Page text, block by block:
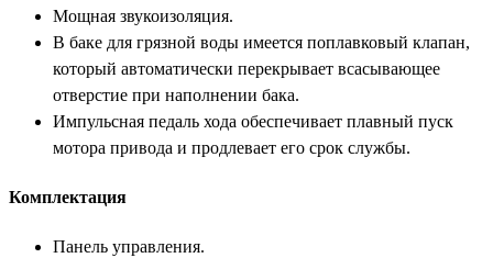
Мощная звукоизоляция.
В баке для грязной воды имеется поплавковый клапан,
который автоматически перекрывает всасывающее
отверстие при наполнении бака.
Импульсная педаль хода обеспечивает плавный пуск
мотора привода и продлевает его срок службы.
Комплектация
Панель управления.